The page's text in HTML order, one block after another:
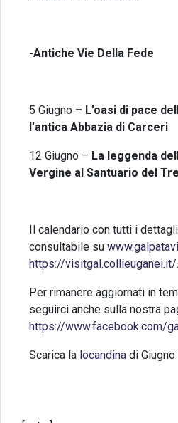
-Antiche Vie Della Fede
5 Giugno – L’oasi di pace
l’antica Abbazia di Carceri
12 Giugno – La leggenda
Vergine al Santuario del
Il calendario con tutti i
consultabile su
https://visitgal.collieuganei.it/.
Per rimanere aggiornati in
seguirci anche sulla nostra
https://www.facebook.com/
Scarica la locandina di